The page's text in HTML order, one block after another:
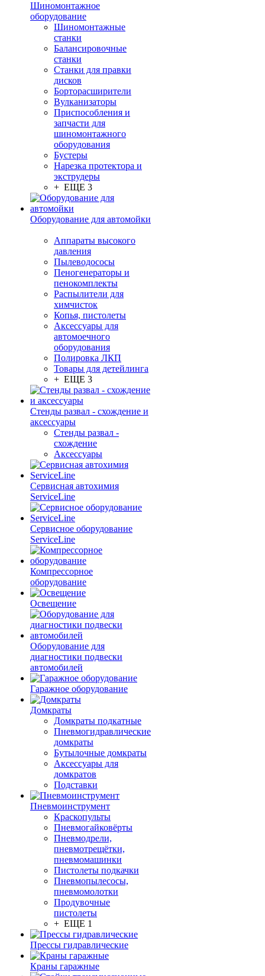
Шиномонтажное
оборудование
Шиномонтажные
станки
Балансировочные
станки
Станки для правки
дисков
Борторасширители
Вулканизаторы
Приспособления и
запчасти для
шиномонтажного
оборудования
Бустеры
Нарезка протектора и
экструдеры
+ ЕЩЕ 3
Оборудование для автомойки
Аппараты высокого
давления
Пылеводососы
Пеногенераторы и
пенокомплекты
Распылители для
химчисток
Копья, пистолеты
Аксессуары для
автомоечного
оборудования
Полировка ЛКП
Товары для детейлинга
+ ЕЩЕ 3
Стенды развал - схождение и
аксессуары
Стенды развал -
схождение
Аксессуары
Сервисная автохимия
ServiceLine
Сервисное оборудование
ServiceLine
Компрессорное
оборудование
Освещение
Оборудование для
диагностики подвески
автомобилей
Гаражное оборудование
Домкраты
Домкраты подкатные
Пневмогидравлические
домкраты
Бутылочные домкраты
Аксессуары для
домкратов
Подставки
Пневмоинструмент
Краскопульты
Пневмогайковёрты
Пневмодрели,
пневмотрещётки,
пневмомашинки
Пистолеты подкачки
Пневмопылесосы,
пневмомолотки
Продувочные
пистолеты
+ ЕЩЕ 1
Прессы гидравлические
Краны гаражные